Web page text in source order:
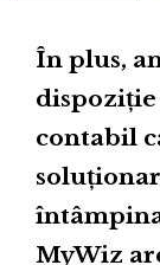
În plus,
contabil
MyWiz